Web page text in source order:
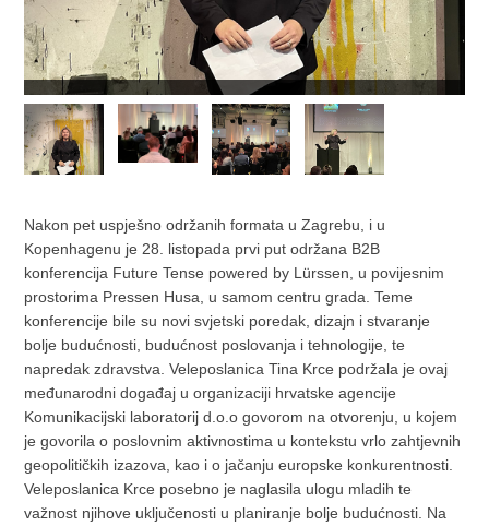
Nakon pet uspješno održanih formata u Zagrebu, i u
Kopenhagenu je 28. listopada prvi put održana B2B
konferencija Future Tense powered by Lürssen, u povijesnim
prostorima Pressen Husa, u samom centru grada. Teme
konferencije bile su novi svjetski poredak, dizajn i stvaranje
bolje budućnosti, budućnost poslovanja i tehnologije, te
napredak zdravstva. Veleposlanica Tina Krce podržala je ovaj
međunarodni događaj u organizaciji hrvatske agencije
Komunikacijski laboratorij d.o.o govorom na otvorenju, u kojem
je govorila o poslovnim aktivnostima u kontekstu vrlo zahtjevnih
geopolitičkih izazova, kao i o jačanju europske konkurentnosti.
Veleposlanica Krce posebno je naglasila ulogu mladih te
važnost njihove uključenosti u planiranje bolje budućnosti. Na